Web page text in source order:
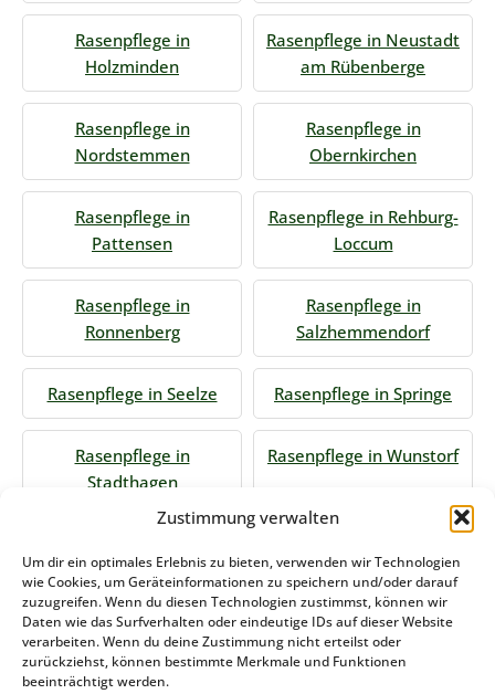
Zustimmung verwalten
Um dir ein optimales Erlebnis zu bieten, verwenden wir Technologien
wie Cookies, um Geräteinformationen zu speichern und/oder darauf
zuzugreifen. Wenn du diesen Technologien zustimmst, können wir
Daten wie das Surfverhalten oder eindeutige IDs auf dieser Website
verarbeiten. Wenn du deine Zustimmung nicht erteilst oder
zurückziehst, können bestimmte Merkmale und Funktionen
beeinträchtigt werden.
Rasenpflege in
Holzminden
Rasenpflege in Neustadt
am Rübenberge
Rasenpflege in
Nordstemmen
Rasenpflege in
Obernkirchen
Rasenpflege in
Pattensen
Rasenpflege in Rehburg-
Loccum
Rasenpflege in
Ronnenberg
Rasenpflege in
Salzhemmendorf
Rasenpflege in Seelze Rasenpflege in Springe
Rasenpflege in
Stadthagen
Rasenpflege in Wunstorf
Jetzt Anfrage stellen
Zum Formular
Das könnte Sie auch interessieren